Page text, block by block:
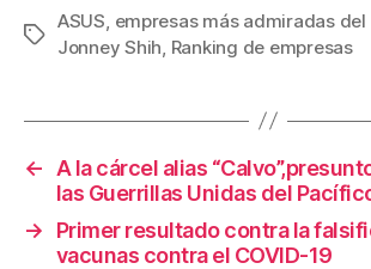
c
e
o
k
tt
er
ail er
e
m
p
ar
tir
Etiquetas
ASUS empresas más admiradas
Jonney Shih Ranking de empresas
←
A la cárcel alias
las Guerrillas Unidas del
→
Primer resultado contra la
vacunas contra el COVID-19